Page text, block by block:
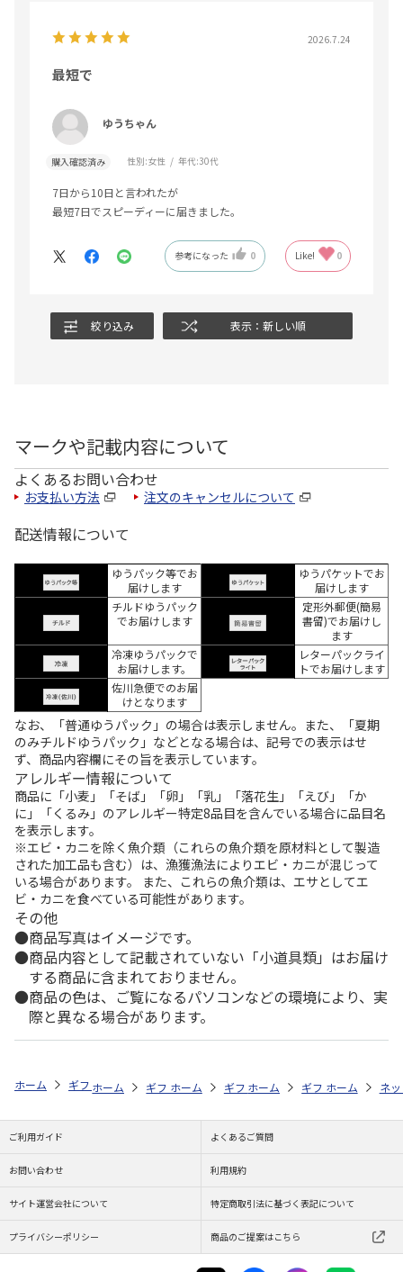
2026.7.24
最短で
ゆうちゃん
購入確認済み 性別:女性 年代:30代
7日から10日と言われたが
最短7日でスピーディーに届きました。
参考になった 0 Like! 0
絞り込み 表示：新しい順
マークや記載内容について
よくあるお問い合わせ
お支払い方法 注文のキャンセルについて
配送情報について
ゆうパック等でお
届けします
ゆうパケットでお
届けします
チルドゆうパック
でお届けします
定形外郵便(簡易
書留)でお届けし
ます
冷凍ゆうパックで
お届けします。
レターパックライ
トでお届けします
佐川急便でのお届
けとなります
なお、「普通ゆうパック」の場合は表示しません。また、「夏期
のみチルドゆうパック」などとなる場合は、記号での表示はせ
ず、商品内容欄にその旨を表示しています。
アレルギー情報について
商品に「小麦」「そば」「卵」「乳」「落花生」「えび」「か
に」「くるみ」のアレルギー特定8品目を含んでいる場合に品目名
を表示します。
※エビ・カニを除く魚介類（これらの魚介類を原材料として製造
された加工品も含む）は、漁獲漁法によりエビ・カニが混じって
いる場合があります。 また、これらの魚介類は、エサとしてエ
ビ・カニを食べている可能性があります。
その他
商品写真はイメージです。
商品内容として記載されていない「小道具類」はお届け
する商品に含まれておりません。
商品の色は、ご覧になるパソコンなどの環境により、実
際と異なる場合があります。
ホーム ギフトストア お中元・夏ギフト特集 2026 お菓子・スイーツ
ホーム ギフトストア お中元・夏ギフト特集 2026
ホーム ギフトストア お中元・夏ギフト
ホーム ギフトストア お
ホーム ネ
ご利用ガイド よくあるご質問
お問い合わせ 利用規約
サイト運営会社について 特定商取引法に基づく表記について
プライバシーポリシー 商品のご提案はこちら